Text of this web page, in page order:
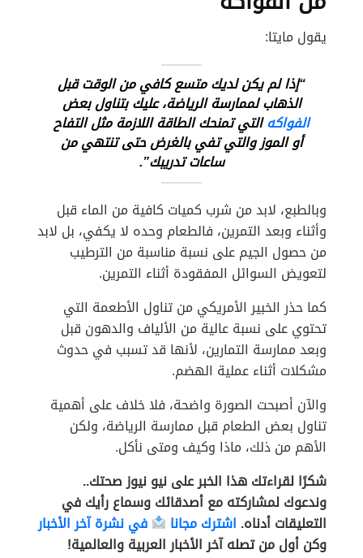
يقول مايتا:
“إذا لم يكن لديك متسع كافي من الوقت قبل
الذهاب لممارسة الرياضة، عليك بتناول بعض
الفواكهالتي تمنحك الطاقة اللازمة مثل التفاح
أو الموز والتي تفي بالغرض حتى تنتهي من
ساعات تدريبك”.
وبالطبع، لابد من شرب كميات كافية من الماء قبل
وأثناء وبعد التمرين، فالطعام وحده لا يكفي، بل لابد
من حصول الجيم على نسبة مناسبة من الترطيب
لتعويض السوائل المفقودة أثناء التمرين.
كما حذر الخبير الأمريكي من تناول الأطعمة التي
تحتوي على نسبة عالية من الألياف والدهون قبل
وبعد ممارسة التمارين، لأنها قد تسبب في حدوث
مشكلات أثناء عملية الهضم.
والآن أصبحت الصورة واضحة، فلا خلاف على أهمية
تناول بعض الطعام قبل ممارسة الرياضة، ولكن
الأهم من ذلك، ماذا وكيف ومتى نأكل.
شكرًا لقراءتك هذا الخبر على نيو نيوز صحتك..
وندعوك لمشاركته مع أصدقائك وسماع رأيك في
التعليقات أدناه. اشترك مجانا
في نشرة آخر الأخبار
وكن أول من تصله آخر الأخبار العربية والعالمية!